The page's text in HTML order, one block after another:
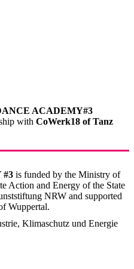
ACADEMY#3
with CoWerk18 of Tanz
#3 is funded by the Ministry of
Action and Energy of the State
NRW and supported
Wuppertal.